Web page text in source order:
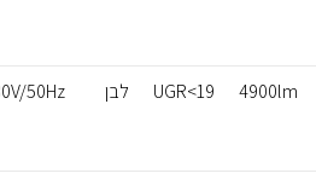
4900lm
UGR<19 לבן 50Hz